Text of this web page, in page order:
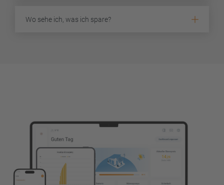
Wo sehe ich, was ich spare?